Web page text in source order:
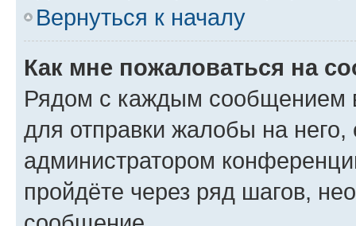
Вернуться к началу
Как мне пожаловаться на
Рядом с каждым сообщением
для отправки жалобы на
администратором
пройдёте через ряд шагов,